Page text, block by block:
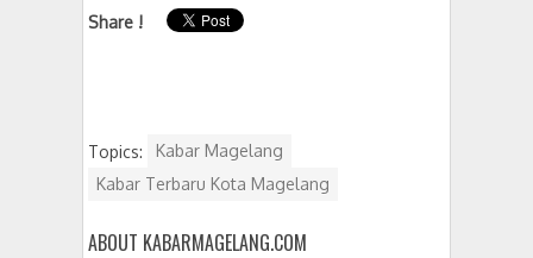
Share !
Topics:
Kabar Magelang
Kabar Terbaru Kota Magelang
ABOUT KABARMAGELANG.COM